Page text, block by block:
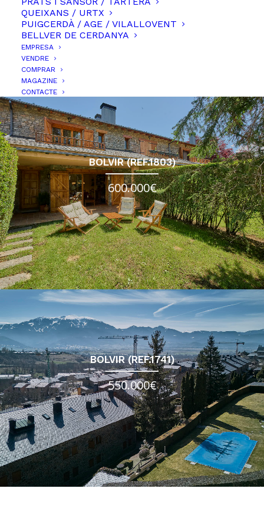
QUEIXANS / URTX
PUIGCERDÀ / AGE / VILALLOVENT
BELLVER DE CERDANYA
EMPRESA
VENDRE
COMPRAR
MAGAZINE
CONTACTE
CLEAR ALL
BOLVIR (REF.1803)
600.000€
BOLVIR (REF.1741)
550.000€